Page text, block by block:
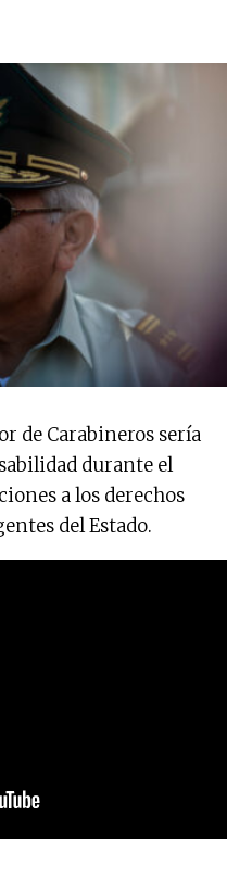
de Carabineros sería
durante el
a los derechos
del Estado.